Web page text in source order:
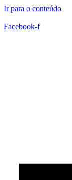
Ir para o conteúdo
Facebook-f